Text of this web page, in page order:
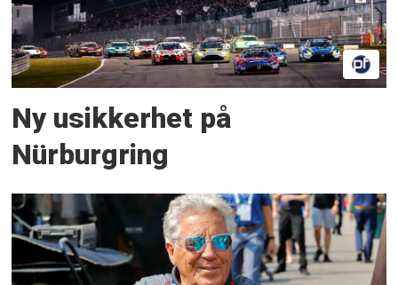
Ny usikkerhet på
Nürburgring